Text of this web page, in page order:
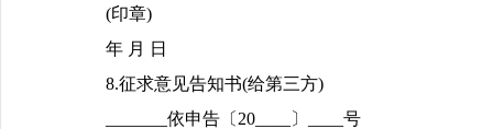
(印章)
年 月 日
8.征求意见告知书(给第三方)
_______依申告〔20____〕____号